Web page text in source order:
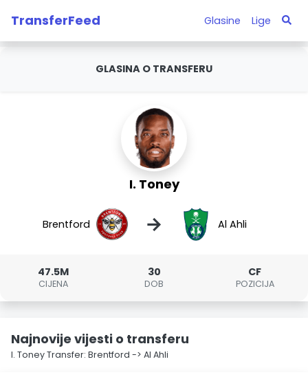
TransferFeed Glasine Lige
GLASINA O TRANSFERU
I. Toney
Brentford → Al Ahli
47.5M
CIJENA
30
DOB
CF
POZICIJA
Najnovije vijesti o transferu
I. Toney Transfer: Brentford -> Al Ahli